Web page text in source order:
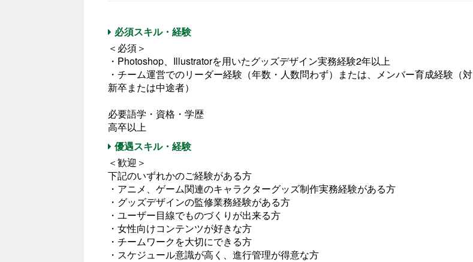
必須スキル・経験
＜必須＞
・Photoshop、Illustratorを用いたグッズデザイン実務経験2年以上
・チーム運営でのリーダー経験（年数・人数問わず）または、メンバー育成経験（対
新卒または中途者）
必要語学・資格・学歴
高卒以上
優遇スキル・経験
＜歓迎＞
下記のいずれかのご経験がある方
・アニメ、ゲーム関連のキャラクターグッズ制作実務経験がある方
・グッズデザインの監修業務経験がある方
・ユーザー目線でものづくりが出来る方
・女性向けコンテンツが好きな方
・チームワークを大切にできる方
・スケジュール意識が高く、進行管理が得意な方